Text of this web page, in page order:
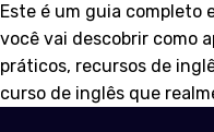
Este é um guia completo
você vai descobrir como
práticos, recursos de
curso de inglês que